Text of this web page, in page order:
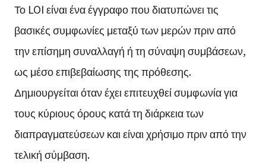
Το LOI είναι ένα έγγραφο που διατυπώνει τις
βασικές συμφωνίες μεταξύ των μερών πριν από
την επίσημη συναλλαγή ή τη σύναψη συμβάσεων,
ως μέσο επιβεβαίωσης της πρόθεσης.
Δημιουργείται όταν έχει επιτευχθεί συμφωνία για
τους κύριους όρους κατά τη διάρκεια των
διαπραγματεύσεων και είναι χρήσιμο πριν από την
τελική σύμβαση.